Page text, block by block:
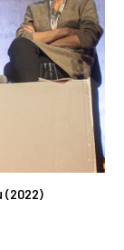
(2022)